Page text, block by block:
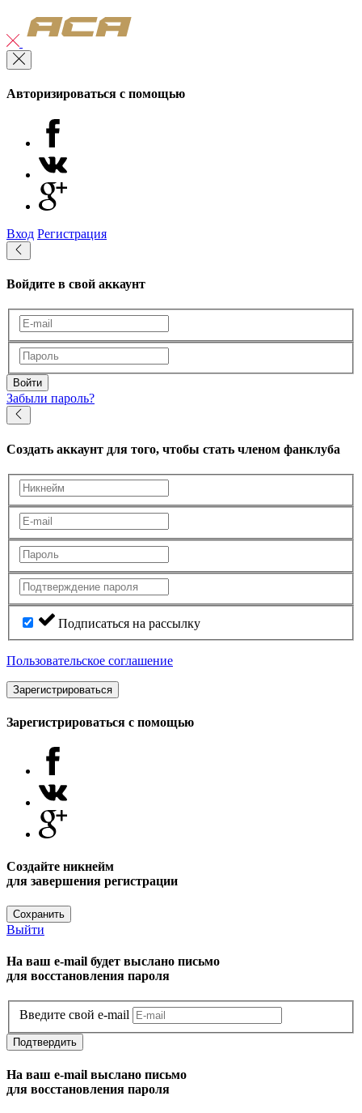
Авторизироваться с помощью
Вход Регистрация
Войдите в свой аккаунт
Войти
Забыли пароль?
Создать аккаунт для того, чтобы стать членом фанклуба
Подписаться на рассылку
Пользовательское соглашение
Зарегистрироваться
Зарегистрироваться с помощью
Создайте никнейм
для завершения регистрации
Сохранить
Выйти
На ваш e-mail будет выслано письмо
для восстановления пароля
Введите свой e-mail
Подтвердить
На ваш e-mail выслано письмо
для восстановления пароля